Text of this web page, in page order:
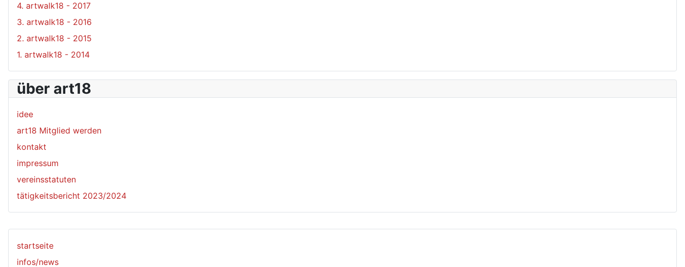
startseite
infos/news
4. artwalk18 - 2017
3. artwalk18 - 2016
2. artwalk18 - 2015
1. artwalk18 - 2014
über art18
idee
art18 Mitglied werden
kontakt
impressum
vereinsstatuten
tätigkeitsbericht 2023/2024